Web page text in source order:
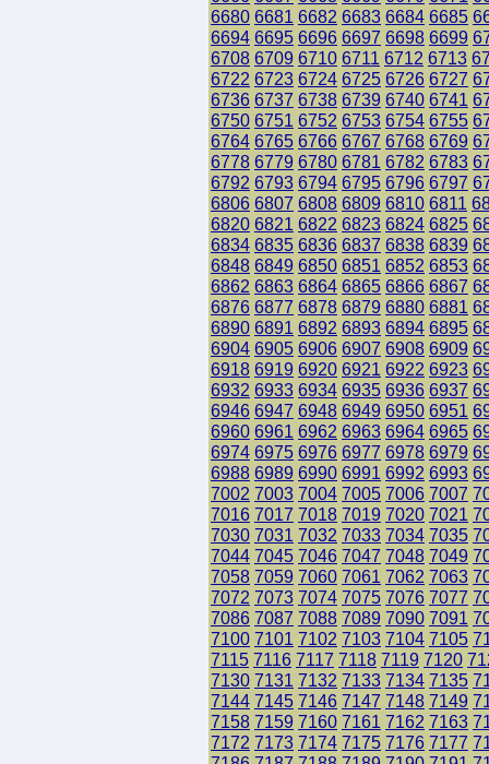
6680 6681 6682 6683 6684 6685
6694 6695 6696 6697 6698 6699
6708 6709 6710 6711 6712 6713
6722 6723 6724 6725 6726 6727
6736 6737 6738 6739 6740 6741
6750 6751 6752 6753 6754 6755
6764 6765 6766 6767 6768 6769
6778 6779 6780 6781 6782 6783
6792 6793 6794 6795 6796 6797
6806 6807 6808 6809 6810 6811
6820 6821 6822 6823 6824 6825
6834 6835 6836 6837 6838 6839
6848 6849 6850 6851 6852 6853
6862 6863 6864 6865 6866 6867
6876 6877 6878 6879 6880 6881
6890 6891 6892 6893 6894 6895
6904 6905 6906 6907 6908 6909
6918 6919 6920 6921 6922 6923
6932 6933 6934 6935 6936 6937
6946 6947 6948 6949 6950 6951
6960 6961 6962 6963 6964 6965
6974 6975 6976 6977 6978 6979
6988 6989 6990 6991 6992 6993
7002 7003 7004 7005 7006 7007
7016 7017 7018 7019 7020 7021
7030 7031 7032 7033 7034 7035
7044 7045 7046 7047 7048 7049
7058 7059 7060 7061 7062 7063
7072 7073 7074 7075 7076 7077
7086 7087 7088 7089 7090 7091
7100 7101 7102 7103 7104 7105
7115 7116 7117 7118 7119 7120
7130 7131 7132 7133 7134 7135
7144 7145 7146 7147 7148 7149
7158 7159 7160 7161 7162 7163
7172 7173 7174 7175 7176 7177